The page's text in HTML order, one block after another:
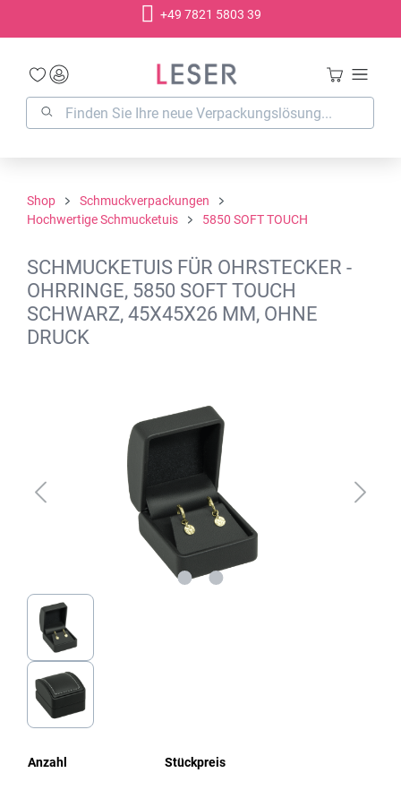
+49 7821 5803 39
Shop
Schmuckverpackungen
Hochwertige Schmucketuis
5850 SOFT TOUCH
SCHMUCKETUIS FÜR OHRSTECKER -
OHRRINGE, 5850 SOFT TOUCH
SCHWARZ, 45X45X26 MM, OHNE
DRUCK
Anzahl Stückpreis